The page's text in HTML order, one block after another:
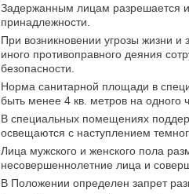
Задержанным лицам разрешается
принадлежности.
При возникновении угрозы жизни
иного противоправного деяния
безопасности.
Норма санитарной площади в
быть менее 4 кв. метров на одного
В специальных помещениях
освещаются с наступлением
Лица мужского и женского пола
несовершеннолетние лица и
В Положении определен запрет